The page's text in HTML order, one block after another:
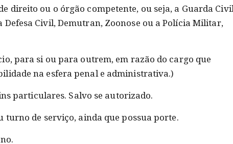
direito ou o órgão competente, ou seja, a Guarda
Defesa Civil, Demutran, Zoonose ou a Polícia Militar,
para si ou para outrem, em razão do cargo que
na esfera penal e administrativa.)
particulares. Salvo se autorizado.
turno de serviço, ainda que possua porte.